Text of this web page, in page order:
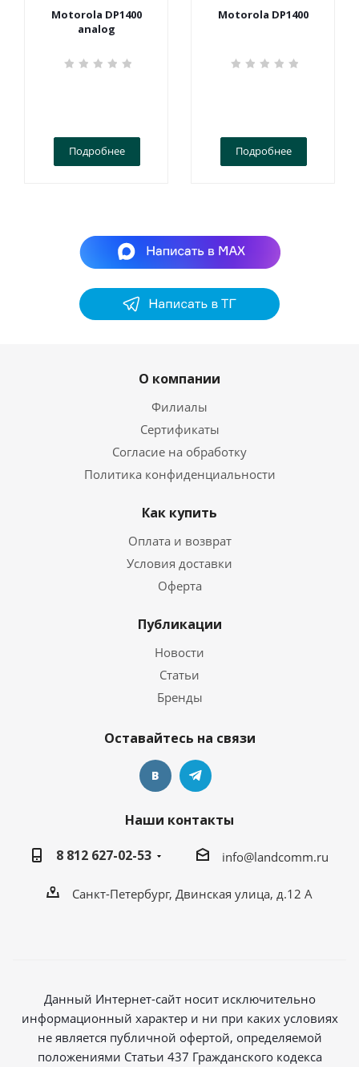
Motorola DP1400
analog
Подробнее
Motorola DP1400
Подробнее
О компании
Филиалы
Сертификаты
Согласие на обработку
Политика конфиденциальности
Как купить
Оплата и возврат
Условия доставки
Оферта
Публикации
Новости
Статьи
Бренды
Оставайтесь на связи
Наши контакты
8 812 627-02-53
info@landcomm.ru
Санкт-Петербург, Двинская улица, д.12 А
Данный Интернет-сайт носит исключительно
информационный характер и ни при каких условиях
не является публичной офертой, определяемой
положениями Статьи 437 Гражданского кодекса